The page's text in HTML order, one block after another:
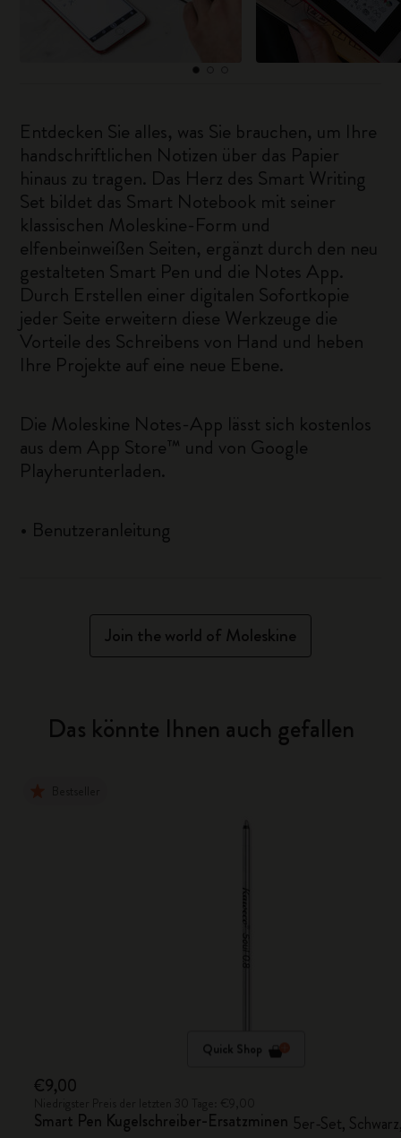
Entdecken Sie alles, was Sie brauchen, um Ihre
handschriftlichen Notizen über das Papier
hinaus zu tragen. Das Herz des Smart Writing
Set bildet das Smart Notebook mit seiner
klassischen Moleskine-Form und
elfenbeinweißen Seiten, ergänzt durch den neu
gestalteten Smart Pen und die Notes App.
Durch Erstellen einer digitalen Sofortkopie
jeder Seite erweitern diese Werkzeuge die
Vorteile des Schreibens von Hand und heben
Ihre Projekte auf eine neue Ebene.
Die Moleskine Notes-App lässt sich kostenlos
aus dem App Store™ und von Google
Playherunterladen.
• Benutzeranleitung
Join the world of Moleskine
Das könnte Ihnen auch gefallen
Quick Shop
€9,00
Smart Pen Kugelschreiber-Ersatzminen 5er-Set,